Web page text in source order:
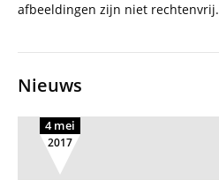
afbeeldingen zijn niet rechtenvrij.
Nieuws
4 mei
2017